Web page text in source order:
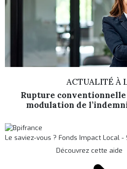
ACTUALITÉ À
Rupture conventionnelle
modulation de
Le saviez-vous ?Fonds Impact Local
Découvrez cette aide